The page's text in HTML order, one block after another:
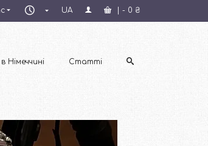
Пн–
Пт
UA - 0 ₴
в Німеччині Статті